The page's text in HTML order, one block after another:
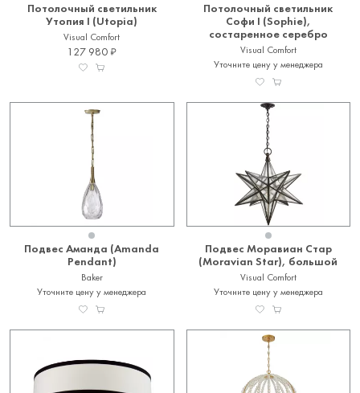
Потолочный светильник
Утопия I (Utopia)
Visual Comfort
127 980
Потолочный светильник
Софи I (Sophie),
состаренное серебро
Visual Comfort
Уточните цену у менеджера
Подвес Аманда (Amanda
Pendant)
Baker
Уточните цену у менеджера
Подвес Моравиан Стар
(Moravian Star), большой
Visual Comfort
Уточните цену у менеджера